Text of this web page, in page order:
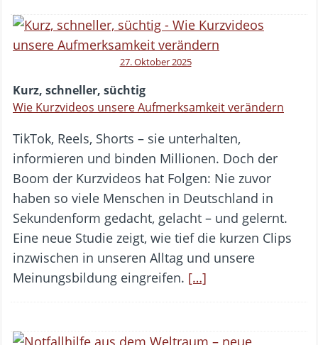
27. Oktober 2025
Kurz, schneller, süchtig
Wie Kurzvideos unsere Aufmerksamkeit verändern
TikTok, Reels, Shorts – sie unterhalten,
informieren und binden Millionen. Doch der
Boom der Kurzvideos hat Folgen: Nie zuvor
haben so viele Menschen in Deutschland in
Sekundenform gedacht, gelacht – und gelernt.
Eine neue Studie zeigt, wie tief die kurzen Clips
inzwischen in unseren Alltag und unsere
Meinungsbildung eingreifen. […]